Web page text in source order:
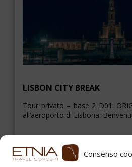
Consenso
LISBON CITY BREAK
Tour privato – base 2 D01:
all’aeroporto di Lisbona.